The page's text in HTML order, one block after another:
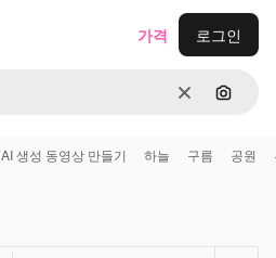
지우기이미지
가격 로그인
AI 생성 동영상 만들기 하늘 구름 공원